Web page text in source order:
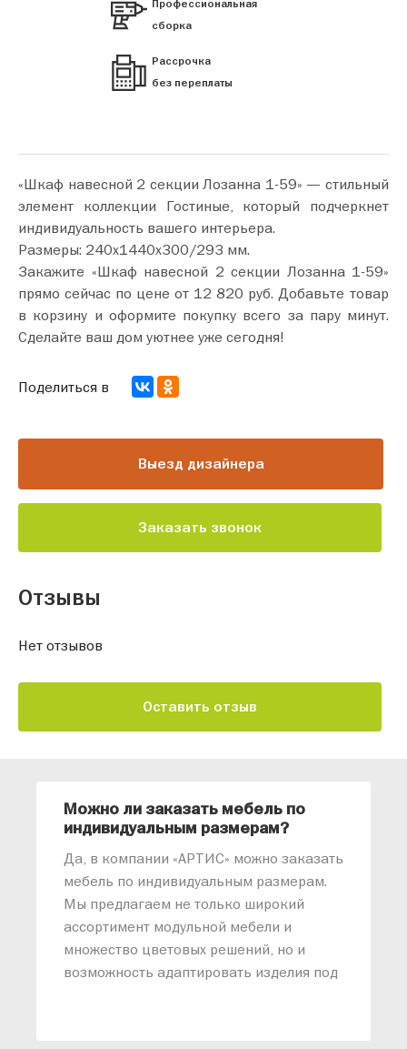
Профессиональная
сборка
Рассрочка
без переплаты
«Шкаф навесной 2 секции Лозанна 1-59» — стильный
элемент коллекции Гостиные, который подчеркнет
индивидуальность вашего интерьера.
Размеры: 240х1440х300/293 мм.
Закажите «Шкаф навесной 2 секции Лозанна 1-59»
прямо сейчас по цене от 12 820 руб. Добавьте товар
в корзину и оформите покупку всего за пару минут.
Сделайте ваш дом уютнее уже сегодня!
Выезд дизайнера
Заказать звонок
Поделиться в
Отзывы
Нет отзывов
Оставить отзыв
Можно ли заказать мебель по
индивидуальным размерам?
Да, в компании «АРТИС» можно заказать
мебель по индивидуальным размерам.
Мы предлагаем не только широкий
ассортимент модульной мебели и
множество цветовых решений, но и
возможность адаптировать изделия под